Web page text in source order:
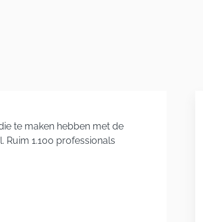
te maken hebben met de
1.100 professionals